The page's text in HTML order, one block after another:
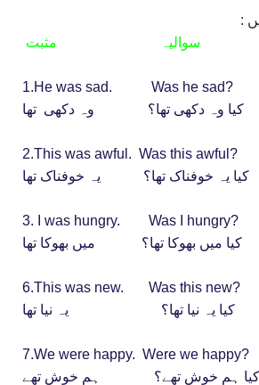
:
سوالیہ مثبت
1.He was sad. Was he sad?
کیا وہ دکھی تھا؟ وہ دکھی تھا
2.This was awful. Was this awful?
کیا یہ خوفناک تھا؟ یہ خوفناک تھا
3. I was hungry. Was I hungry?
کیا میں بھوکا تھا؟ میں بھوکا تھا
6.This was new. Was this new?
کیا یہ نیا تھا؟ یہ نیا تھا
7.We were happy. Were we happy?
کیا ہم خوش تھے؟ ہم خوش تھے